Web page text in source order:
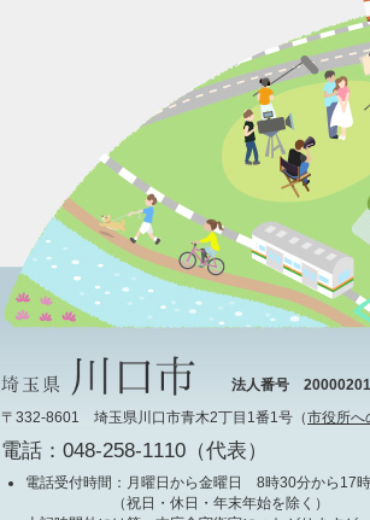
法人番号
〒332-8601 埼玉県川口市青木2丁目1番1号（市役所へ
電話：048-258-1110（代表）
電話受付時間 ：月曜日から金曜日 8時30分から17
（祝日・休日・年末年始を除く）